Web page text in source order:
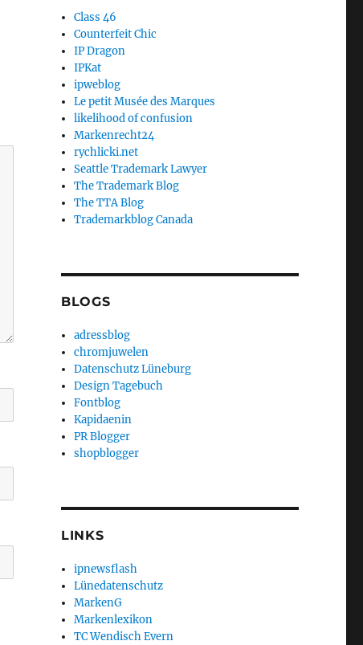
Class 46
Counterfeit Chic
IP Dragon
IPKat
ipweblog
Le petit Musée des Marques
likelihood of confusion
Markenrecht24
rychlicki.net
Seattle Trademark Lawyer
The Trademark Blog
The TTA Blog
Trademarkblog Canada
BLOGS
adressblog
chromjuwelen
Datenschutz Lüneburg
Design Tagebuch
Fontblog
Kapidaenin
PR Blogger
shopblogger
LINKS
ipnewsflash
Lünedatenschutz
MarkenG
Markenlexikon
TC Wendisch Evern